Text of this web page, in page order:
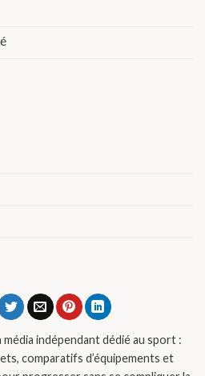
indépendant dédié au sport :
comparatifs d’équipements et